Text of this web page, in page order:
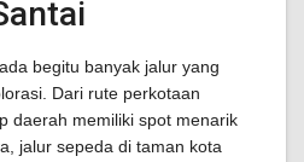
begitu banyak jalur yang
Dari rute perkotaan
daerah memiliki spot menarik
jalur sepeda di taman kota